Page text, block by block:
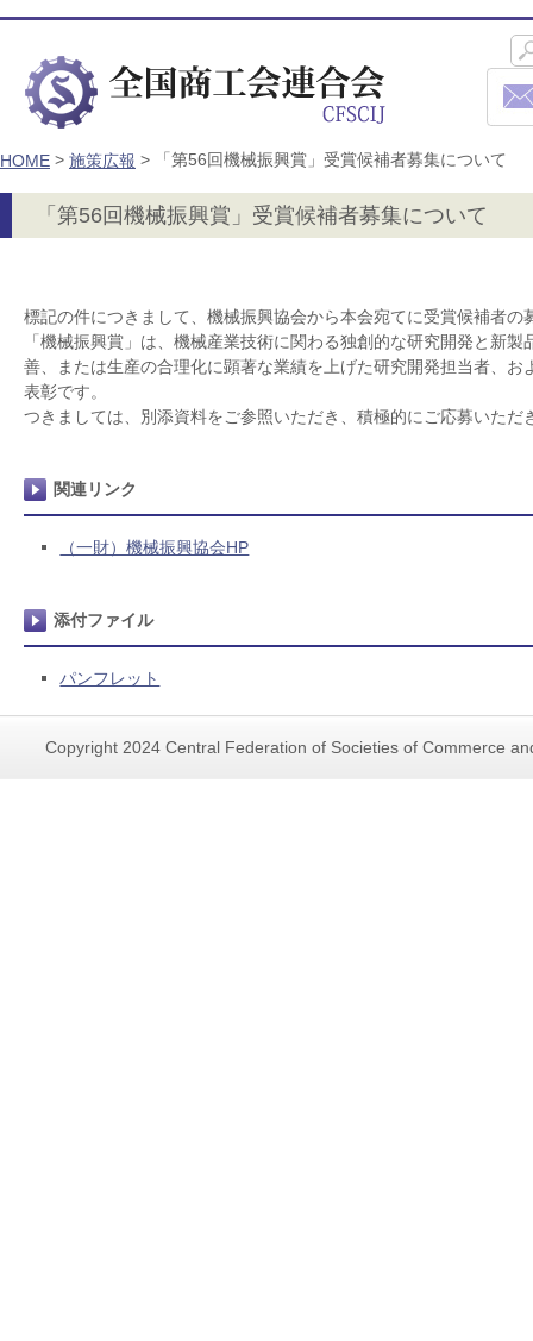
HOME > 施策広報 > 「第56回機械振興賞」受賞候補者募集について
「第56回機械振興賞」受賞候補者募集について
標記の件につきまして、機械振興協会から本会宛てに受賞候補者の
「機械振興賞」は、機械産業技術に関わる独創的な研究開発と新
善、または生産の合理化に顕著な業績を上げた研究開発担当者、お
表彰です。
つきましては、別添資料をご参照いただき、積極的にご応募いただ
関連リンク
（一財）機械振興協会HP
添付ファイル
パンフレット
Copyright 2024 Central Federation of Societies of Commerce